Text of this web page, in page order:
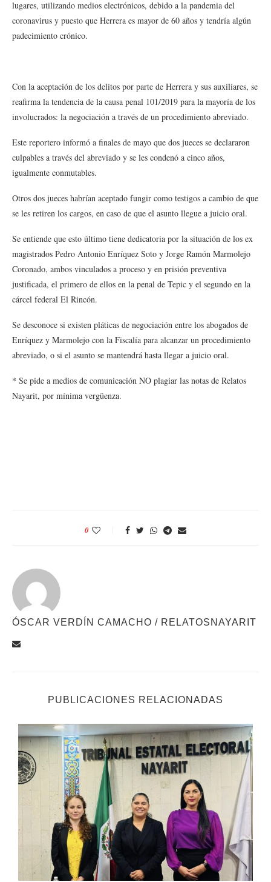
lugares, utilizando medios electrónicos, debido a la pandemia del
coronavirus y puesto que Herrera es mayor de 60 años y tendría algún
padecimiento crónico.
Con la aceptación de los delitos por parte de Herrera y sus auxiliares, se
reafirma la tendencia de la causa penal 101/2019 para la mayoría de los
involucrados: la negociación a través de un procedimiento abreviado.
Este reportero informó a finales de mayo que dos jueces se declararon
culpables a través del abreviado y se les condenó a cinco años,
igualmente conmutables.
Otros dos jueces habrían aceptado fungir como testigos a cambio de que
se les retiren los cargos, en caso de que el asunto llegue a juicio oral.
Se entiende que esto último tiene dedicatoria por la situación de los ex
magistrados Pedro Antonio Enríquez Soto y Jorge Ramón Marmolejo
Coronado, ambos vinculados a proceso y en prisión preventiva
justificada, el primero de ellos en la penal de Tepic y el segundo en la
cárcel federal El Rincón.
Se desconoce si existen pláticas de negociación entre los abogados de
Enríquez y Marmolejo con la Fiscalía para alcanzar un procedimiento
abreviado, o si el asunto se mantendrá hasta llegar a juicio oral.
* Se pide a medios de comunicación NO plagiar las notas de Relatos
Nayarit, por mínima vergüenza.
0
ÓSCAR VERDÍN CAMACHO / RELATOSNAYARIT
PUBLICACIONES RELACIONADAS